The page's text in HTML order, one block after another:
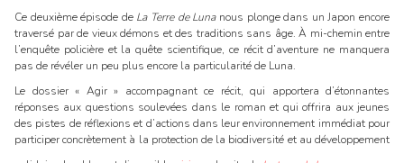
Ce deuxième épisode deLa Terre de Luna nous plonge dans un Japon encore
traversé par de vieux démons et des traditions sans âge. À mi-chemin entre
l’enquête policière et la quête scientifique, ce récit d’aventure ne manquera
pas de révéler un peu plus encore la particularité de Luna.
Le dossier « Agir » accompagnant ce récit, qui apportera d’étonnantes
réponses aux questions soulevées dans le roman et qui offrira aux jeunes
des pistes de réflexions et d’actions dans leur environnement immédiat pour
participer concrètement à la protection de la biodiversité et au développement